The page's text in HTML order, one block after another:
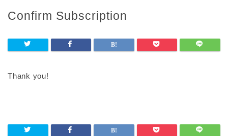
Confirm Subscription
Thank you!